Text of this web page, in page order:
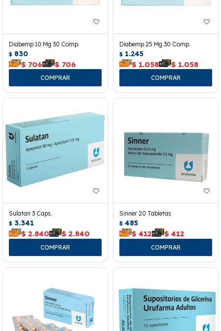
Diabemp 10 Mg 30 Comp.
$ 830
$ 706 $ 706
Diabemp 25 Mg 30 Comp.
$ 1.245
$ 1.058 $ 1.058
Sulatan 3 Caps.
$ 3.341
$ 2.840 $ 2.840
Sinner 20 Tabletas
$ 485
$ 412 $ 412